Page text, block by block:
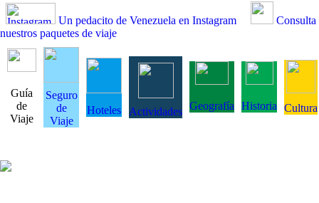
Un pedacito de Venezuela en Instagram
Consulta
nuestros paquetes de viaje
Guía
de
Viaje
Seguro
de
Viaje
Hoteles Actividades Geografía Historia Cultura